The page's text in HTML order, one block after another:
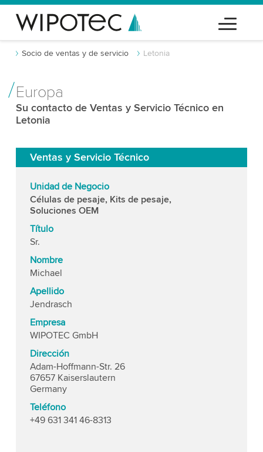
Socio de ventas y de servicio Letonia
Europa
Su contacto de Ventas y Servicio Técnico en
Letonia
Ventas y Servicio Técnico
Unidad de Negocio
Células de pesaje, Kits de pesaje,
Soluciones OEM
Título
Sr.
Nombre
Michael
Apellido
Jendrasch
Empresa
WIPOTEC GmbH
Dirección
Adam-Hoffmann-Str. 26
67657 Kaiserslautern
Germany
Teléfono
+49 631 341 46-8313